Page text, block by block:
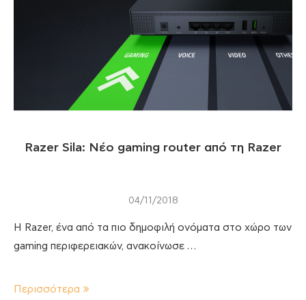
Razer Sila: Νέο gaming router από τη Razer
04/11/2018
Η Razer, ένα από τα πιο δημοφιλή ονόματα στο χώρο των
gaming περιφερειακών, ανακοίνωσε …
Περισσότερα